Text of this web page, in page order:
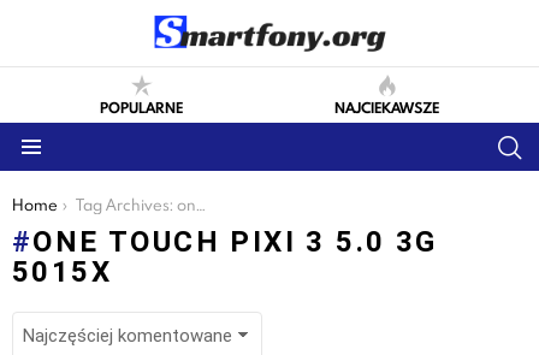
POPULARNE NAJCIEKAWSZE
You are here:
Home Tag Archives: one touch pixi 3 5.0 3g 5015x
ONE TOUCH PIXI 3 5.0 3G
5015X